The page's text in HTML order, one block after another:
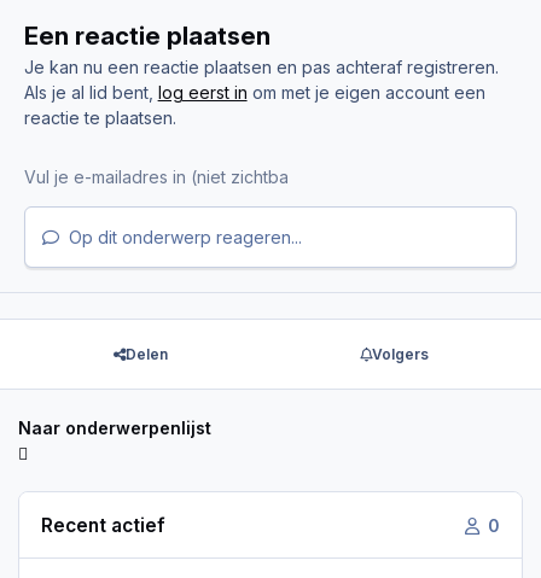
Een reactie plaatsen
Je kan nu een reactie plaatsen en pas achteraf registreren.
Als je al lid bent, log eerst in om met je eigen account een
reactie te plaatsen.
Op dit onderwerp reageren...
Delen Volgers
Naar onderwerpenlijst
Recent actief 0